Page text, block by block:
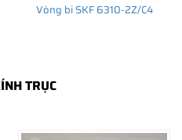
chắn mỡ bằng cao su (2RS1)
cho máy có vòng tua cao, làm
Vòng bi SKF 6310-2Z/C4
TRỤC